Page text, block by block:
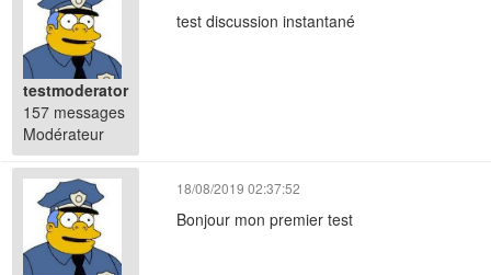
testmoderator
157 messages
Modérateur
test discussion instantané
18/08/2019 02:37:52
Bonjour mon premier test